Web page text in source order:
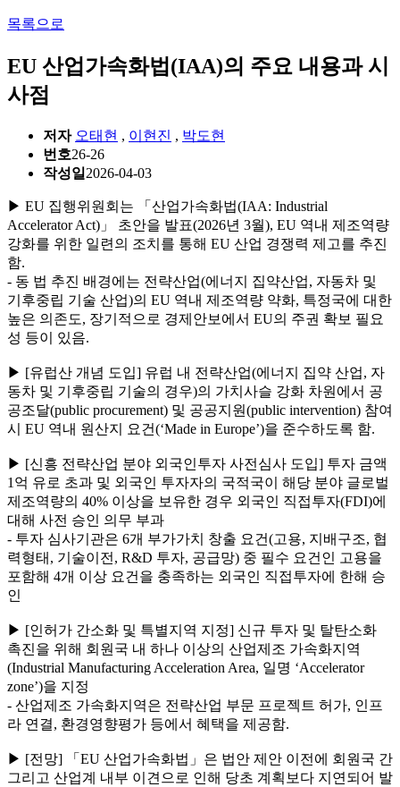
목록으로
EU 산업가속화법(IAA)의 주요 내용과 시
사점
저자 오태현 , 이현진 , 박도현
번호26-26
작성일 2026-04-03
▶ EU 집행위원회는 「산업가속화법(IAA: Industrial
Accelerator Act)」 초안을 발표(2026년 3월), EU 역내 제조역량
강화를 위한 일련의 조치를 통해 EU 산업 경쟁력 제고를 추진
함.
- 동 법 추진 배경에는 전략산업(에너지 집약산업, 자동차 및
기후중립 기술 산업)의 EU 역내 제조역량 약화, 특정국에 대한
높은 의존도, 장기적으로 경제안보에서 EU의 주권 확보 필요
성 등이 있음.
▶ [유럽산 개념 도입] 유럽 내 전략산업(에너지 집약 산업, 자
동차 및 기후중립 기술의 경우)의 가치사슬 강화 차원에서 공
공조달(public procurement) 및 공공지원(public intervention) 참여
시 EU 역내 원산지 요건(‘Made in Europe’)을 준수하도록 함.
▶ [신흥 전략산업 분야 외국인투자 사전심사 도입] 투자 금액
1억 유로 초과 및 외국인 투자자의 국적국이 해당 분야 글로벌
제조역량의 40% 이상을 보유한 경우 외국인 직접투자(FDI)에
대해 사전 승인 의무 부과
- 투자 심사기관은 6개 부가가치 창출 요건(고용, 지배구조, 협
력형태, 기술이전, R&D 투자, 공급망) 중 필수 요건인 고용을
포함해 4개 이상 요건을 충족하는 외국인 직접투자에 한해 승
인
▶ [인허가 간소화 및 특별지역 지정] 신규 투자 및 탈탄소화
촉진을 위해 회원국 내 하나 이상의 산업제조 가속화지역
(Industrial Manufacturing Acceleration Area, 일명 ‘Accelerator
zone’)을 지정
- 산업제조 가속화지역은 전략산업 부문 프로젝트 허가, 인프
라 연결, 환경영향평가 등에서 혜택을 제공함.
▶ [전망] 「EU 산업가속화법」은 법안 제안 이전에 회원국 간
그리고 산업계 내부 이견으로 인해 당초 계획보다 지연되어 발